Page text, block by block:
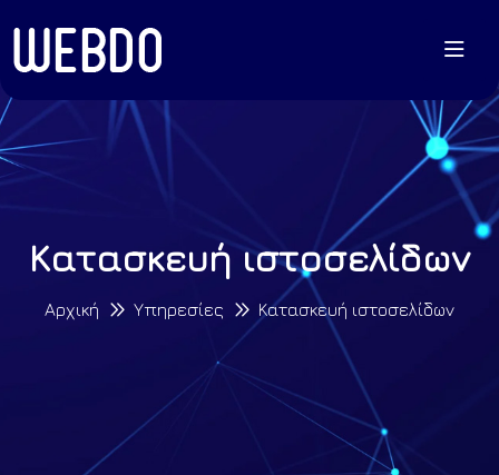
Κατασκευή ιστοσελίδων
Αρχική Υπηρεσίες Κατασκευή ιστοσελίδων